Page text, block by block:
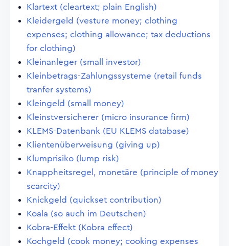
Klartext (cleartext; plain English)
Kleidergeld (vesture money; clothing
expenses; clothing allowance; tax deductions
for clothing)
Kleinanleger (small investor)
Kleinbetrags-Zahlungssysteme (retail funds
tranfer systems)
Kleingeld (small money)
Kleinstversicherer (micro insurance firm)
KLEMS-Datenbank (EU KLEMS database)
Klientenüberweisung (giving up)
Klumprisiko (lump risk)
Knappheitsregel, monetäre (principle of money
scarcity)
Knickgeld (quickset contribution)
Koala (so auch im Deutschen)
Kobra-Effekt (Kobra effect)
Kochgeld (cook money; cooking expenses